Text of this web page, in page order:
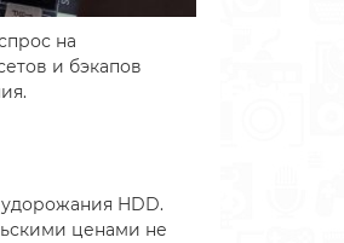
на
и бэкапов
HDD.
ценами не